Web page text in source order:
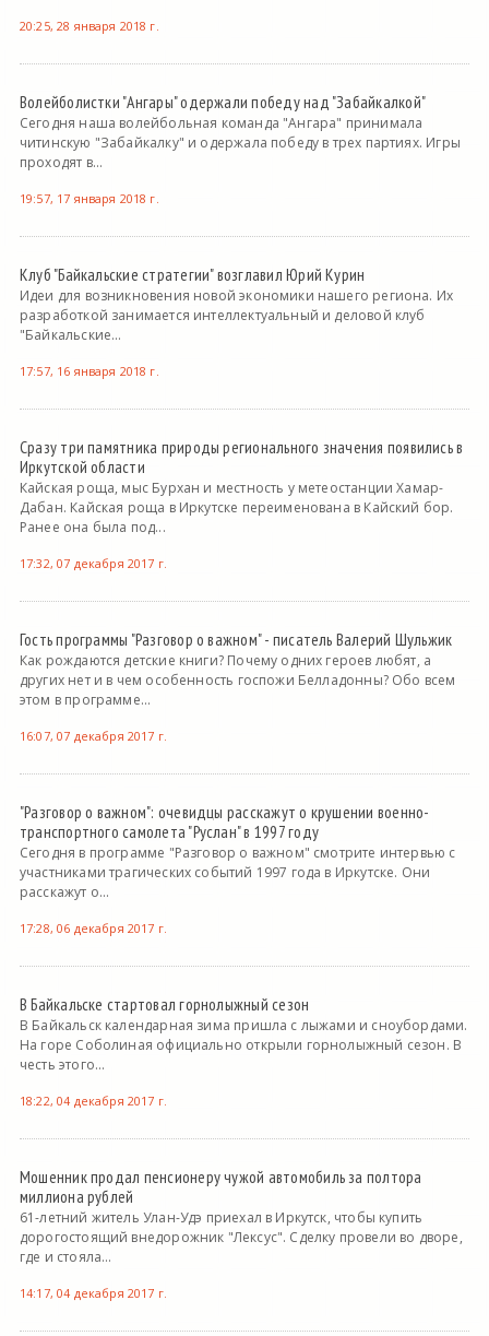
20:25, 28 января 2018 г.
Волейболистки "Ангары" одержали победу над "Забайкалкой"
Сегодня наша волейбольная команда "Ангара" принимала
читинскую "Забайкалку" и одержала победу в трех партиях. Игры
проходят в...
19:57, 17 января 2018 г.
Клуб "Байкальские стратегии" возглавил Юрий Курин
Идеи для возникновения новой экономики нашего региона. Их
разработкой занимается интеллектуальный и деловой клуб
"Байкальские...
17:57, 16 января 2018 г.
Сразу три памятника природы регионального значения появились в
Иркутской области
Кайская роща, мыс Бурхан и местность у метеостанции Хамар-
Дабан. Кайская роща в Иркутске переименована в Кайский бор.
Ранее она была под...
17:32, 07 декабря 2017 г.
Гость программы "Разговор о важном" - писатель Валерий Шульжик
Как рождаются детские книги? Почему одних героев любят, а
других нет и в чем особенность госпожи Белладонны? Обо всем
этом в программе...
16:07, 07 декабря 2017 г.
"Разговор о важном": очевидцы расскажут о крушении военно-
транспортного самолета "Руслан" в 1997 году
Сегодня в программе "Разговор о важном" смотрите интервью с
участниками трагических событий 1997 года в Иркутске. Они
расскажут о...
17:28, 06 декабря 2017 г.
В Байкальске стартовал горнолыжный сезон
В Байкальск календарная зима пришла с лыжами и сноубордами.
На горе Соболиная официально открыли горнолыжный сезон. В
честь этого...
18:22, 04 декабря 2017 г.
Мошенник продал пенсионеру чужой автомобиль за полтора
миллиона рублей
61-летний житель Улан-Удэ приехал в Иркутск, чтобы купить
дорогостоящий внедорожник "Лексус". Сделку провели во дворе,
где и стояла...
14:17, 04 декабря 2017 г.